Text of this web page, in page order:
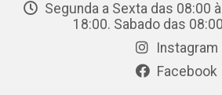
Segunda a Sexta das 08:00
18:00. Sabado das
Instagram
Facebook